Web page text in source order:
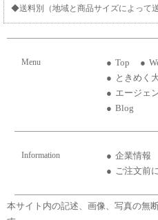
◆送料別（地域と商品サイズによって
Menu Top
ときめく
エージェ
Blog
Information 企業情報
ご注文前
本サイト内の記述、画像、写真の無